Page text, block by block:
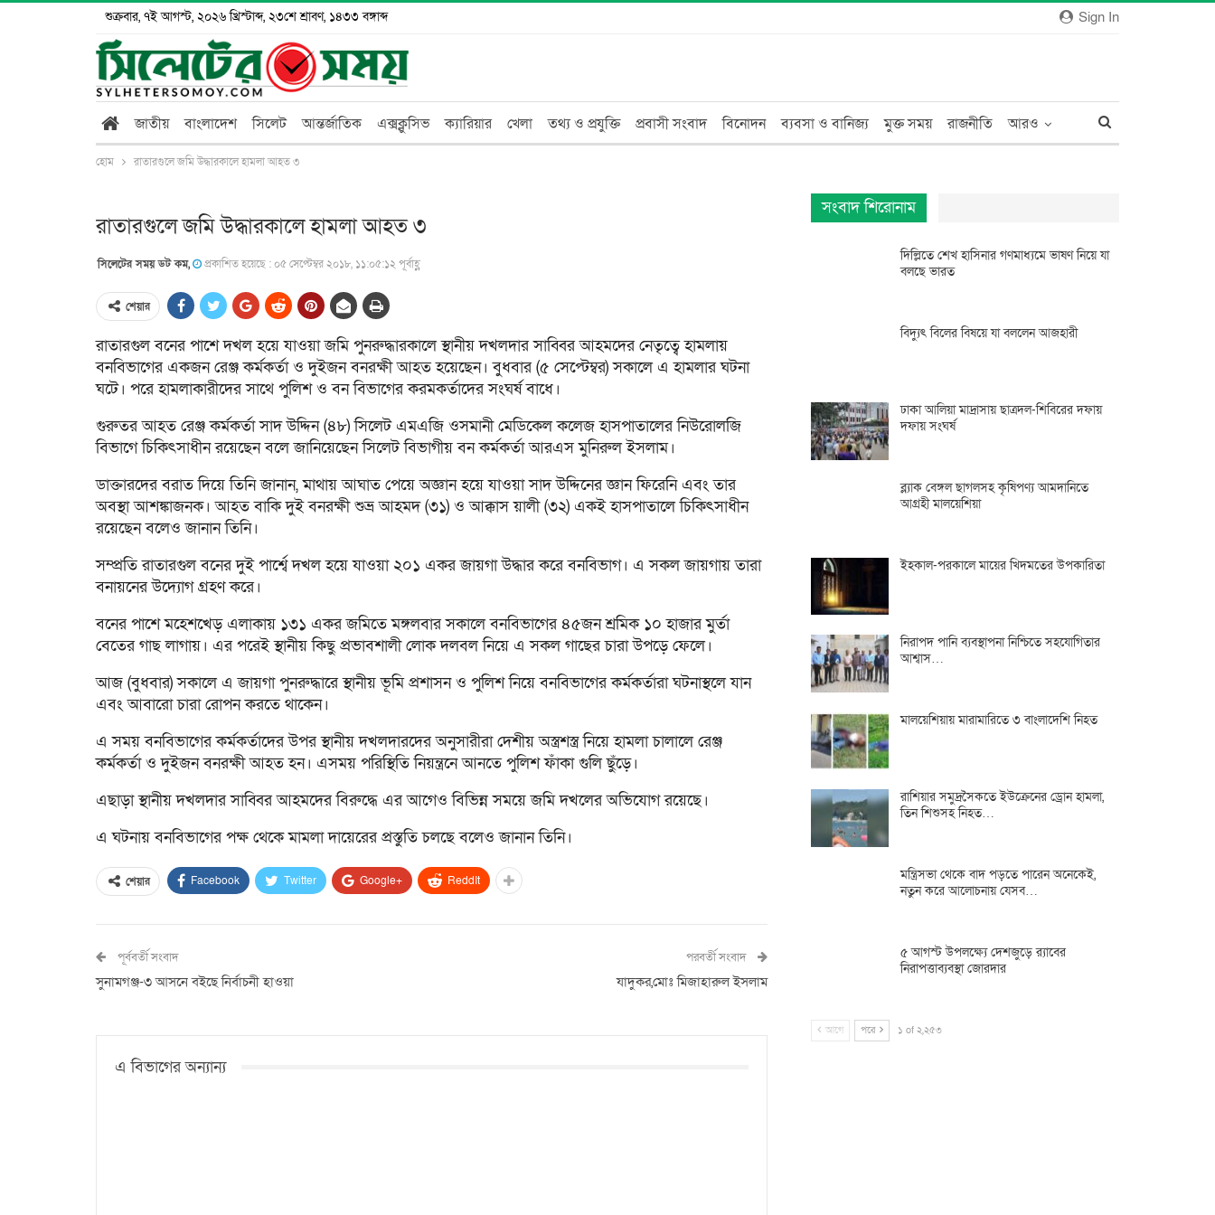
Sign In
শুক্রবার, ৭ই আগস্ট, ২০২৬ খ্রিস্টাব্দ, ২৩শে শ্রাবণ, ১৪৩৩ বঙ্গাব্দ
জাতীয় বাংলাদেশ সিলেট আন্তর্জাতিক এক্সক্লুসিভ ক্যারিয়ার খেলা তথ্য ও প্রযুক্তি প্রবাসী সংবাদ বিনোদন ব্যবসা ও বানিজ্য মুক্ত সময় রাজনীতি আরও
হোম রাতারগুলে জমি উদ্ধারকালে হামলা আহত ৩
রাতারগুলে জমি উদ্ধারকালে হামলা আহত ৩
সিলেটের সময় ডট কম, প্রকাশিত হয়েছে : ০৫ সেপ্টেম্বর ২০১৮, ১১:০৫:১২ পূর্বাহ্ণ
শেয়ার
রাতারগুল বনের পাশে দখল হয়ে যাওয়া জমি পুনরুদ্ধারকালে স্থানীয় দখলদার সাব্বির আহমদের নেতৃত্বে হামলায়
বনবিভাগের একজন রেঞ্জ কর্মকর্তা ও দুইজন বনরক্ষী আহত হয়েছেন। বুধবার (৫ সেপ্টেম্বর) সকালে এ হামলার ঘটনা
ঘটে। পরে হামলাকারীদের সাথে পুলিশ ও বন বিভাগের করমকর্তাদের সংঘর্ষ বাধে।
গুরুতর আহত রেঞ্জ কর্মকর্তা সাদ উদ্দিন (৪৮) সিলেট এমএজি ওসমানী মেডিকেল কলেজ হাসপাতালের নিউরোলজি
বিভাগে চিকিৎসাধীন রয়েছেন বলে জানিয়েছেন সিলেট বিভাগীয় বন কর্মকর্তা আরএস মুনিরুল ইসলাম।
ডাক্তারদের বরাত দিয়ে তিনি জানান, মাথায় আঘাত পেয়ে অজ্ঞান হয়ে যাওয়া সাদ উদ্দিনের জ্ঞান ফিরেনি এবং তার
অবস্থা আশঙ্কাজনক। আহত বাকি দুই বনরক্ষী শুভ্র আহমদ (৩১) ও আক্কাস য়ালী (৩২) একই হাসপাতালে চিকিৎসাধীন
রয়েছেন বলেও জানান তিনি।
সম্প্রতি রাতারগুল বনের দুই পার্শ্বে দখল হয়ে যাওয়া ২০১ একর জায়গা উদ্ধার করে বনবিভাগ। এ সকল জায়গায় তারা
বনায়নের উদ্যোগ গ্রহণ করে।
বনের পাশে মহেশখেড় এলাকায় ১৩১ একর জমিতে মঙ্গলবার সকালে বনবিভাগের ৪৫জন শ্রমিক ১০ হাজার মুর্তা
বেতের গাছ লাগায়। এর পরেই স্থানীয় কিছু প্রভাবশালী লোক দলবল নিয়ে এ সকল গাছের চারা উপড়ে ফেলে।
আজ (বুধবার) সকালে এ জায়গা পুনরুদ্ধারে স্থানীয় ভূমি প্রশাসন ও পুলিশ নিয়ে বনবিভাগের কর্মকর্তারা ঘটনাস্থলে যান
এবং আবারো চারা রোপন করতে থাকেন।
এ সময় বনবিভাগের কর্মকর্তাদের উপর স্থানীয় দখলদারদের অনুসারীরা দেশীয় অস্ত্রশস্ত্র নিয়ে হামলা চালালে রেঞ্জ
কর্মকর্তা ও দুইজন বনরক্ষী আহত হন। এসময় পরিস্থিতি নিয়ন্ত্রনে আনতে পুলিশ ফাঁকা গুলি ছুঁড়ে।
এছাড়া স্থানীয় দখলদার সাব্বির আহমদের বিরুদ্ধে এর আগেও বিভিন্ন সময়ে জমি দখলের অভিযোগ রয়েছে।
এ ঘটনায় বনবিভাগের পক্ষ থেকে মামলা দায়েরের প্রস্তুতি চলছে বলেও জানান তিনি।
শেয়ার Facebook Twitter Google+ ReddIt
পূর্ববর্তী সংবাদ
সুনামগঞ্জ-৩ আসনে বইছে নির্বাচনী হাওয়া
পরবর্তী সংবাদ
যাদুকর,মোঃ মিজাহারুল ইসলাম
এ বিভাগের অন্যান্য
সংবাদ শিরোনাম
দিল্লিতে শেখ হাসিনার গণমাধ্যমে ভাষণ নিয়ে যা
বলছে ভারত
বিদ্যুৎ বিলের বিষয়ে যা বললেন আজহারী
ঢাকা আলিয়া মাদ্রাসায় ছাত্রদল-শিবিরের দফায়
দফায় সংঘর্ষ
ব্ল্যাক বেঙ্গল ছাগলসহ কৃষিপণ্য আমদানিতে
আগ্রহী মালয়েশিয়া
ইহকাল-পরকালে মায়ের খিদমতের উপকারিতা
নিরাপদ পানি ব্যবস্থাপনা নিশ্চিতে সহযোগিতার
আশ্বাস…
মালয়েশিয়ায় মারামারিতে ৩ বাংলাদেশি নিহত
রাশিয়ার সমুদ্রসৈকতে ইউক্রেনের ড্রোন হামলা,
তিন শিশুসহ নিহত…
মন্ত্রিসভা থেকে বাদ পড়তে পারেন অনেকেই,
নতুন করে আলোচনায় যেসব…
৫ আগস্ট উপলক্ষ্যে দেশজুড়ে র‌্যাবের
নিরাপত্তাব্যবস্থা জোরদার
আগে পরে ১ of ২,২৫৩